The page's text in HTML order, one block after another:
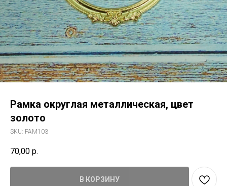
Рамка округлая металлическая, цвет
золото
SKU: PAM103
70,00 р.
В КОРЗИНУ